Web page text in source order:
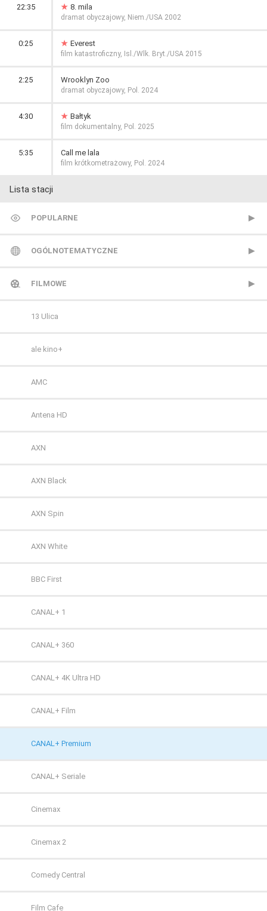
22:35 8. mila
dramat obyczajowy, Niem./USA 2002
0:25 Everest
film katastroficzny, Isl./Wlk. Bryt./USA 2015
2:25 Wrooklyn Zoo
dramat obyczajowy, Pol. 2024
4:30 Bałtyk
film dokumentalny, Pol. 2025
5:35 Call me lala
film krótkometrażowy, Pol. 2024
Lista stacji
POPULARNE
TVP 1
TVP 2
Polsat
TVN
OGÓLNOTEMATYCZNE
Metro TV
Nowa TV
Polonia 1
Polsat 2
Super Polsat
Tele 5
TV 4
TV 6
TV Puls
TV Puls 2
TVN 7
TVP HD
TVP Kultura
TVP Kultura 2
TVP Polonia
TVS
WP
ZOOM
FILMOWE
13 Ulica
ale kino+
AMC
Antena HD
AXN
AXN Black
AXN Spin
AXN White
BBC First
CANAL+ 1
CANAL+ 360
CANAL+ 4K Ultra HD
CANAL+ Film
CANAL+ Premium
CANAL+ Seriale
Cinemax
Cinemax 2
Comedy Central
Film Cafe